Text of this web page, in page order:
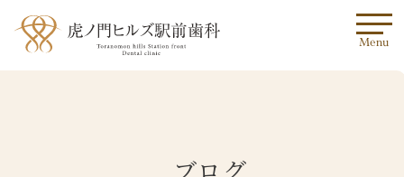
Menu
ブログ